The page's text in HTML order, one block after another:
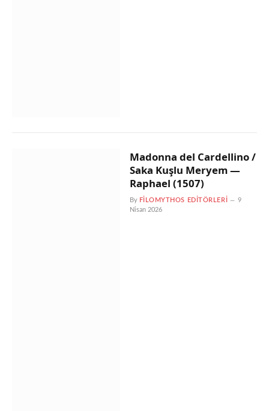
Madonna del Cardellino /
Saka Kuşlu Meryem —
Raphael (1507)
By FILOMYTHOS EDITÖRLERI
9
Nisan 2026